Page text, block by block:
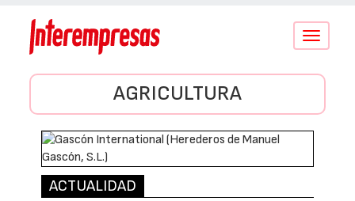
Conmutar
AGRICULTURA
ACTUALIDAD